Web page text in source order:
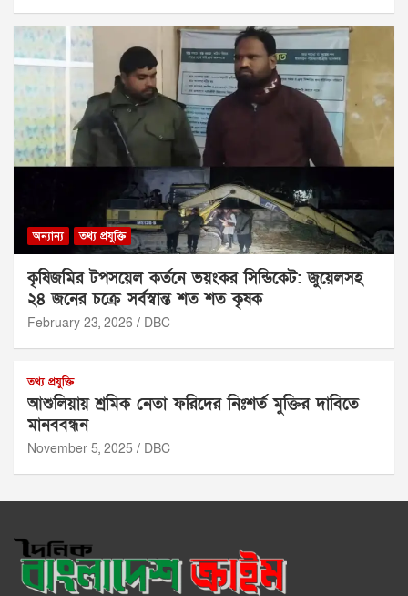
অন্যান্য তথ্য প্রযুক্তি
কৃষিজমির টপসয়েল কর্তনে ভয়ংকর সিন্ডিকেট: জুয়েলসহ
২৪ জনের চক্রে সর্বস্বান্ত শত শত কৃষক
February 23, 2026 DBC
তথ্য প্রযুক্তি
আশুলিয়ায় শ্রমিক নেতা ফরিদের নিঃশর্ত মুক্তির দাবিতে
মানববন্ধন
November 5, 2025 DBC